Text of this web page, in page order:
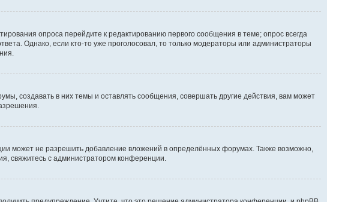
опроса перейдите к редактированию первого сообщения в теме; опрос всегда
Однако, если кто-то уже проголосовал, то только модераторы или администраторы
создавать в них темы и оставлять сообщения, совершать другие действия, вам может
может не разрешить добавление вложений в определённых форумах. Также возможно,
свяжитесь с администратором конференции.